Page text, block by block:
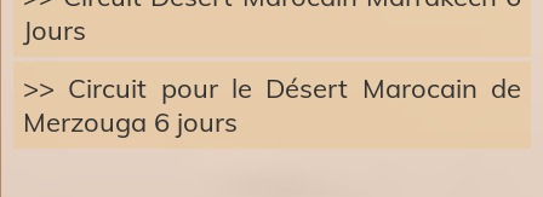
Jours
>> Circuit pour le Désert Marocain de
Merzouga 6 jours